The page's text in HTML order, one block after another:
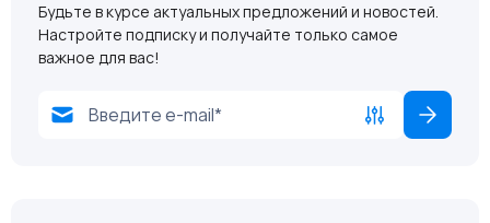
Будьте в курсе актуальных предложений и новостей.
Настройте подписку и получайте только самое
важное для вас!